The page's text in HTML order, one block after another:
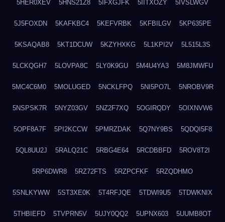
5HER0XEV 5HNS21Z8 5IFXGJFK 5IITXOZY 5IVSLWGV
5J5FOXDN 5KAFKBC4 5KEFVRBK 5KFBILGV 5KP635PE
5KSAQAB8 5KT1DCUW 5KZYHXKG 5L1KPI2V 5L515L3S
5LCKQGH7 5LOVPA8C 5LY0K9GU 5M4U4YA3 5M8JMWFU
5MC4C6M0 5MOLUGED 5NCKLFPQ 5NI5PO7L 5NROBV9R
5NSPSK7R 5NYZ03GV 5NZ2F7XQ 5OGIRQDY 5OIXNVW6
5OPF8A7F 5PI2KCCW 5PMRZDAK 5Q7NY9BS 5QDQI5F8
5QL8UU2J 5RALQ21C 5RBG4E64 5RCDBBFD 5ROV8T2I
5RP6DWR8 5RZ72FTS 5RZPCFKF 5RZQDHMO
5SNLKYWW 5ST3XE0K 5T4RFJQE 5TDWI9U5 5TDWKNIX
5THBIEFD 5TVPRN5V 5UJY0QQ2 5UPNX603 5UUMB8OT